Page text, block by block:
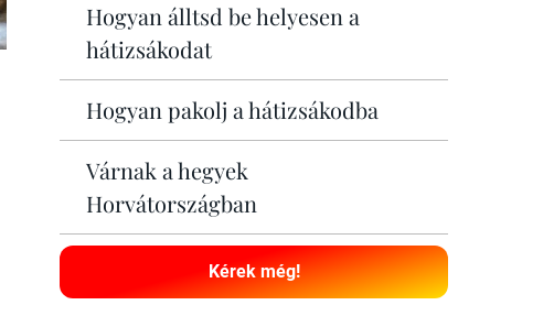
Hogyan álltsd be helyesen a
hátizsákodat
Hogyan pakolj a hátizsákodba
Várnak a hegyek
Horvátországban
Kérek még!